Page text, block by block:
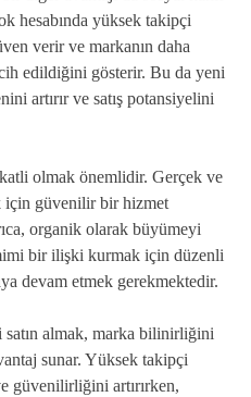
hesabında yüksek takipçi
verir ve markanın daha
edildiğini gösterir. Bu da yeni
artırır ve satış potansiyelini
olmak önemlidir. Gerçek ve
için güvenilir bir hizmet
organik olarak büyümeyi
bir ilişki kurmak için düzenli
devam etmek gerekmektedir.
almak, marka bilinirliğini
sunar. Yüksek takipçi
güvenilirliğini artırırken,